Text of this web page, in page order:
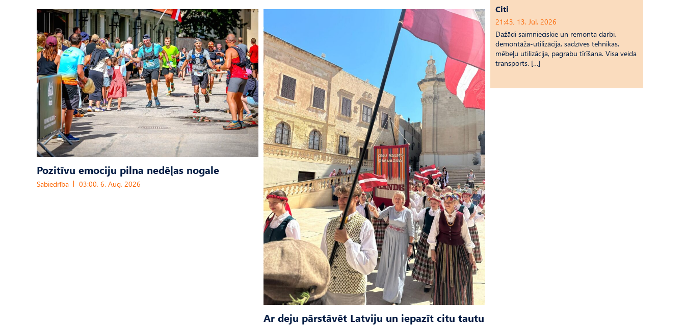
Pozitīvu emociju pilna nedēļas nogale
Sabiedrība 03:00, 6. Aug, 2026
Ar deju pārstāvēt Latviju un iepazīt citu tautu
Citi
21:43, 13. Jūl, 2026
Dažādi saimnieciskie un remonta darbi,
demontāža-utilizācija, sadzīves tehnikas,
mēbeļu utilizācija, pagrabu tīrīšana. Visa veida
transports. […]